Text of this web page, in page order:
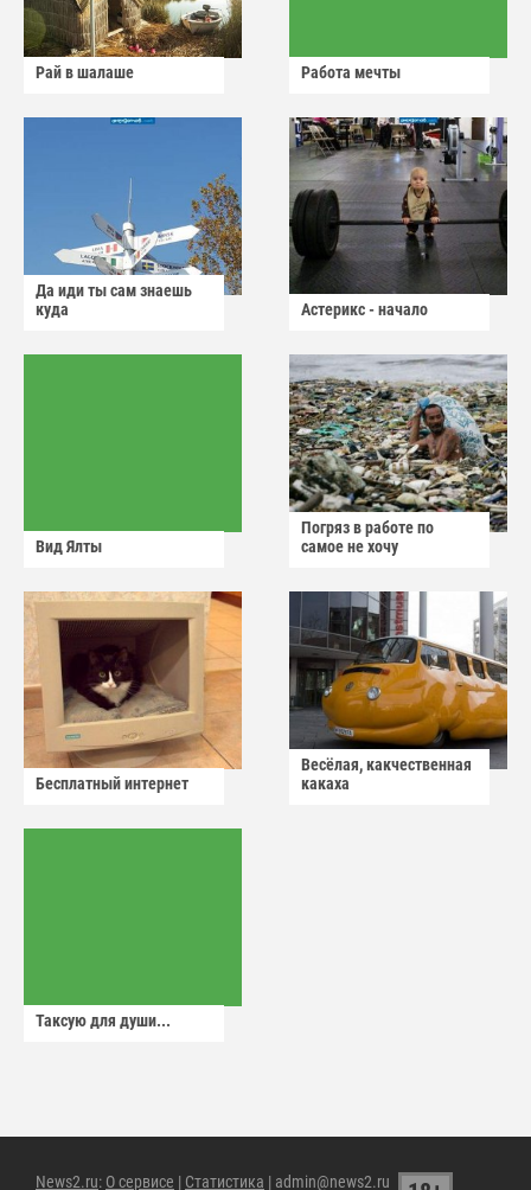
Рай в шалаше Работа мечты
Да иди ты сам знаешь
куда
Астерикс - начало
Вид Ялты
Погряз в работе по
самое не хочу
Бесплатный интернет
Весёлая, какчественная
какаха
Таксую для души...
News2.ru: О сервисе | Статистика | admin@news2.ru